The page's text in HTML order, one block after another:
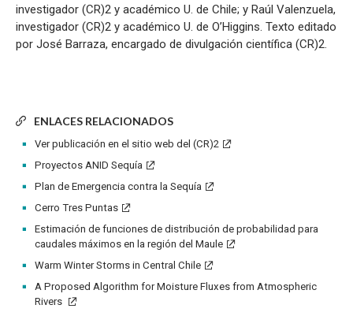
ENLACES RELACIONADOS
Ver publicación en el sitio web del (CR)2
Proyectos ANID Sequía
Plan de Emergencia contra la Sequía
Cerro Tres Puntas
Estimación de funciones de distribución de probabilidad para
caudales máximos en la región del Maule
Warm Winter Storms in Central Chile
A Proposed Algorithm for Moisture Fluxes from Atmospheric
Rivers
investigador (CR)2 y académico U. de Chile; y Raúl Valenzuela,
investigador (CR)2 y académico U. de O’Higgins. Texto editado
por José Barraza, encargado de divulgación científica (CR)2.